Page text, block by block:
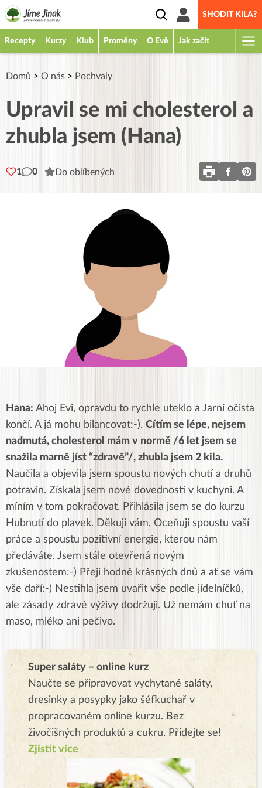
SHODIT KILA?
Recepty Kurzy Klub Proměny O Evě Jak začít
Domů > O nás > Pochvaly
Upravil se mi cholesterol a
zhubla jsem (Hana)
1 0 Do oblíbených
Hana: Ahoj Evi, opravdu to rychle uteklo a Jarní očista
končí. A já mohu bilancovat:-). Cítím se lépe, nejsem
nadmutá, cholesterol mám v normě /6 let jsem se
snažila marně jíst “zdravě”/, zhubla jsem 2 kila.
Naučila a objevila jsem spoustu nových chutí a druhů
potravin. Získala jsem nové dovednosti v kuchyni. A
míním v tom pokračovat. Přihlásila jsem se do kurzu
Hubnutí do plavek. Děkuji vám. Oceňuji spoustu vaší
práce a spoustu pozitivní energie, kterou nám
předáváte. Jsem stále otevřená novým
zkušenostem:-) Přeji hodně krásných dnů a ať se vám
vše daří:-) Nestihla jsem uvařit vše podle jídelníčků,
ale zásady zdravé výživy dodržuji. Už nemám chuť na
maso, mléko ani pečivo.
Super saláty – online kurz
Naučte se připravovat vychytané saláty,
dresinky a posypky jako šéfkuchař v
propracovaném online kurzu. Bez
živočišných produktů a cukru. Přidejte se!
Zjistit více